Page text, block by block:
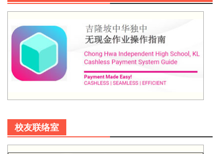
校友联络室